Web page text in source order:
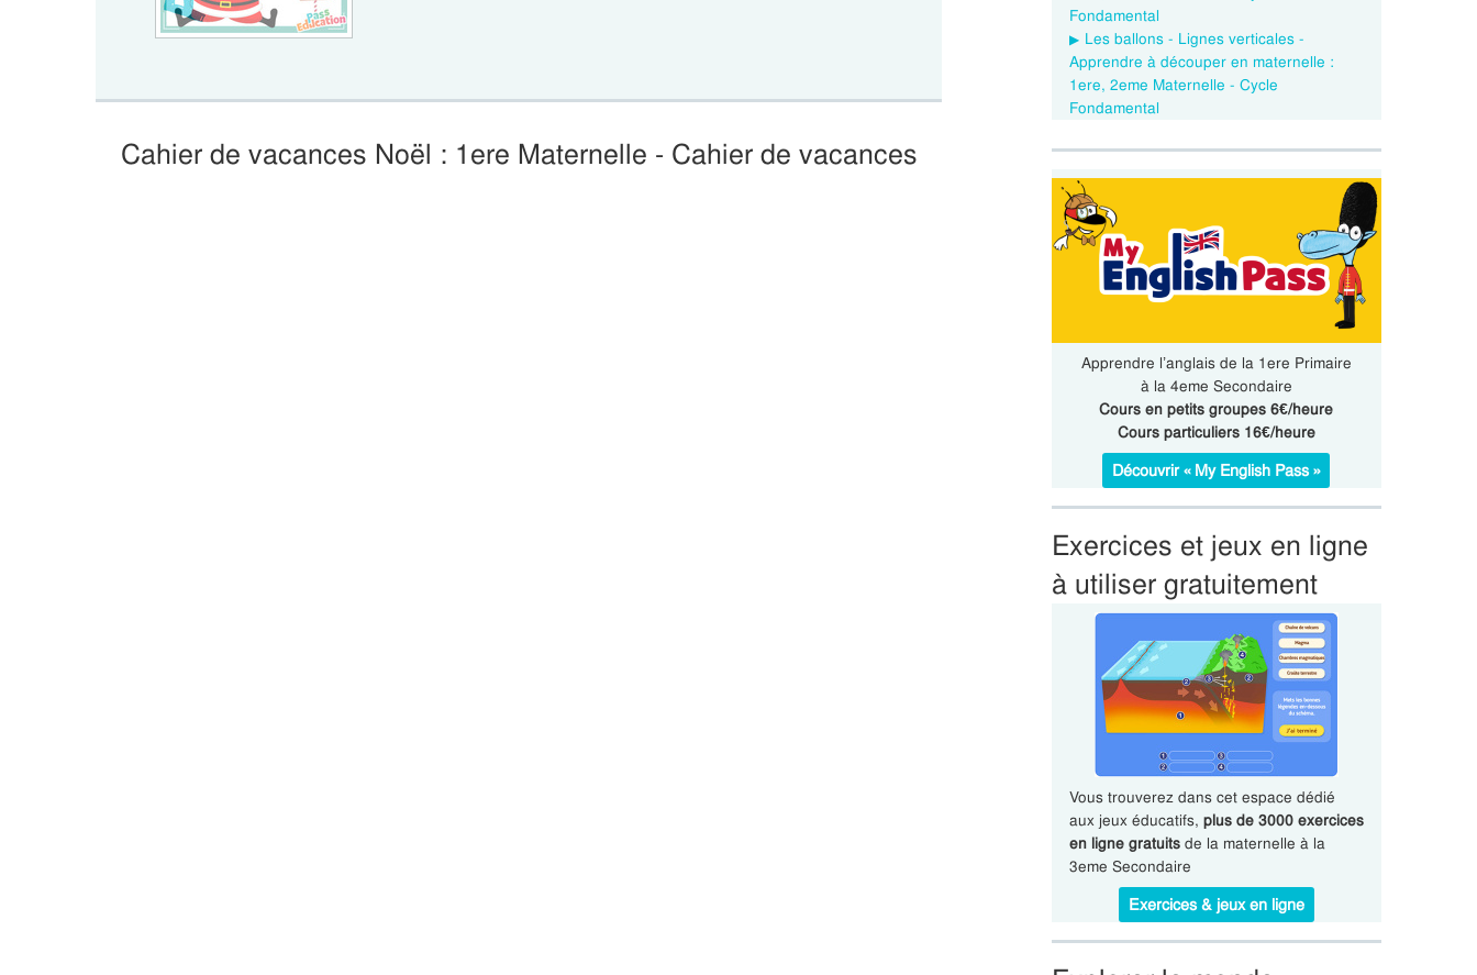
Cahier de vacances Noël : 1ere Maternelle - Cahier de vacances
Fondamental
Les ballons - Lignes verticales -
Apprendre à découper en maternelle :
1ere, 2eme Maternelle - Cycle
Fondamental
Apprendre l’anglais de la 1ere Primaire
à la 4eme Secondaire
Cours en petits groupes 6€/heure
Cours particuliers 16€/heure
Découvrir « My English Pass »
Exercices et jeux en ligne
à utiliser gratuitement
Vous trouverez dans cet espace dédié
aux jeux éducatifs, plus de 3000 exercices
en ligne gratuitsde la maternelle à la
3eme Secondaire
Exercices & jeux en ligne